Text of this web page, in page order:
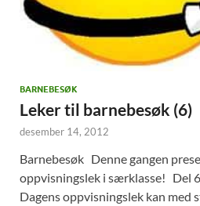
BARNEBESØK
Leker til barnebesøk (6)
desember 14, 2012
Barnebesøk Denne gangen
oppvisningslek i særklasse! Del
Dagens oppvisningslek kan med